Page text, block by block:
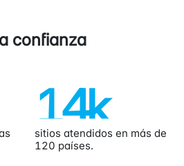
confianza
14k
sitios atendidos en más de
120 países.